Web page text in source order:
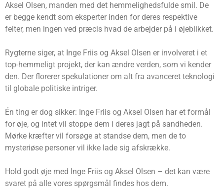
Aksel Olsen, manden med det hemmelighedsfulde smil. De
er begge kendt som eksperter inden for deres respektive
felter, men ingen ved præcis hvad de arbejder på i øjeblikket.
Rygterne siger, at Inge Friis og Aksel Olsen er involveret i et
top-hemmeligt projekt, der kan ændre verden, som vi kender
den. Der florerer spekulationer om alt fra avanceret teknologi
til globale politiske intriger.
Én ting er dog sikker: Inge Friis og Aksel Olsen har et formål
for øje, og intet vil stoppe dem i deres jagt på sandheden.
Mørke kræfter vil forsøge at standse dem, men de to
mysteriøse personer vil ikke lade sig afskrække.
Hold godt øje med Inge Friis og Aksel Olsen – det kan være
svaret på alle vores spørgsmål findes hos dem.